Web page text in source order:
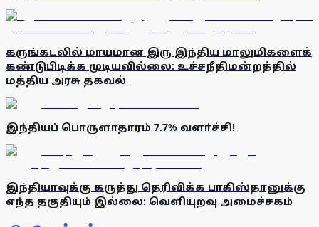
கருங்கடலில் மாயமான இரு இந்திய மாலுமிகளைக்
கண்டுபிடிக்க முடியவில்லை: உச்சநீதிமன்றத்தில்
மத்திய அரசு தகவல்
இந்தியப் பொருளாதாரம் 7.7% வளா்ச்சி!
இந்தியாவுக்கு கருத்து தெரிவிக்க பாகிஸ்தானுக்கு
எந்த தகுதியும் இல்லை: வெளியுறவு அமைச்சகம்